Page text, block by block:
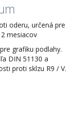
oderu, určená pre
mesiacov
grafiku podlahy.
DIN 51130 a
proti sklzu R9 / V.